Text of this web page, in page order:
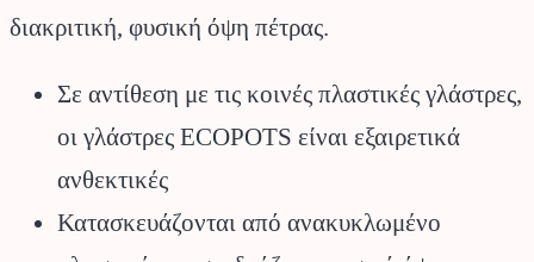
διακριτική, φυσική όψη πέτρας.
Σε αντίθεση με τις κοινές πλαστικές γλάστρες,
οι γλάστρες ECOPOTS είναι εξαιρετικά
ανθεκτικές
Κατασκευάζονται από ανακυκλωμένο